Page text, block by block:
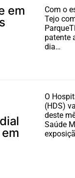
em
Com o
Tejo
patente
dia…
O
(HDS)
deste
Saúde